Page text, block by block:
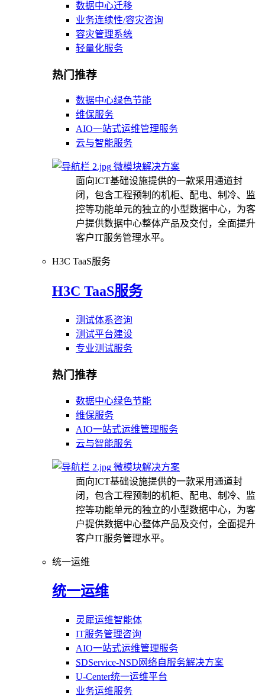
数据中心迁移
业务连续性/容灾咨询
容灾管理系统
轻量化服务
热门推荐
数据中心绿色节能
维保服务
AIO一站式运维管理服务
云与智能服务
微模块解决方案
面向ICT基础设施提供的一款采用通道封
闭，包含工程预制的机柜、配电、制冷、监
控等功能单元的独立的小型数据中心，为客
户提供数据中心整体产品及交付，全面提升
客户IT服务管理水平。
H3C TaaS服务
H3C TaaS服务
测试体系咨询
测试平台建设
专业测试服务
热门推荐
数据中心绿色节能
维保服务
AIO一站式运维管理服务
云与智能服务
微模块解决方案
面向ICT基础设施提供的一款采用通道封
闭，包含工程预制的机柜、配电、制冷、监
控等功能单元的独立的小型数据中心，为客
户提供数据中心整体产品及交付，全面提升
客户IT服务管理水平。
统一运维
统一运维
灵犀运维智能体
IT服务管理咨询
AIO一站式运维管理服务
SDService-NSD网络自服务解决方案
U-Center统一运维平台
业务运维服务